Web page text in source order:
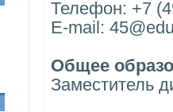
Телефон: +7
E-mail:
Общее
Заместитель